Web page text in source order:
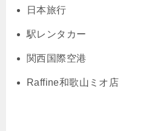
日本旅行
駅レンタカー
関西国際空港
Raffine和歌山ミオ店